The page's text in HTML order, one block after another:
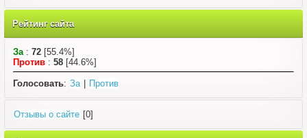
Рейтинг сайта
За : 72 [55.4%]
Против : 58 [44.6%]
Голосовать: За | Против
Отзывы о сайте [0]